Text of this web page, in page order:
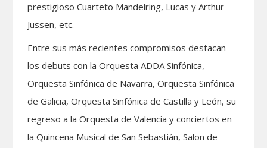
prestigioso Cuarteto Mandelring, Lucas y Arthur
Jussen, etc.
Entre sus más recientes compromisos destacan
los debuts con la Orquesta ADDA Sinfónica,
Orquesta Sinfónica de Navarra, Orquesta Sinfónica
de Galicia, Orquesta Sinfónica de Castilla y León, su
regreso a la Orquesta de Valencia y conciertos en
la Quincena Musical de San Sebastián, Salon de